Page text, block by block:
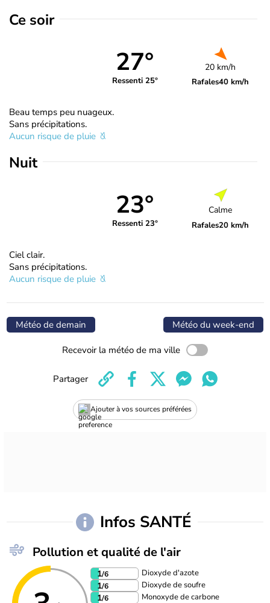
Ce soir
27°
Ressenti 25°
20 km/h
Rafales40 km/h
Beau temps peu nuageux.
Sans précipitations.
Aucun risque de pluie
Nuit
23°
Ressenti 23°
Calme
Rafales20 km/h
Ciel clair.
Sans précipitations.
Aucun risque de pluie
Météo de demain Météo du week-end
Recevoir la météo de ma ville
Ajouter à vos sources préférées
Partager
Infos SANTÉ
Pollution et qualité de l'air
1/6 Dioxyde d'azote
1/6 Dioxyde de soufre
1/6 Monoxyde de carbone